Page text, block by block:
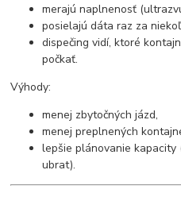
merajú naplnenosť
posielajú dáta raz za
dispečing vidí, ktoré
počkať.
Výhody:
menej zbytočných jázd,
menej preplnených
lepšie plánovanie
ubrat).